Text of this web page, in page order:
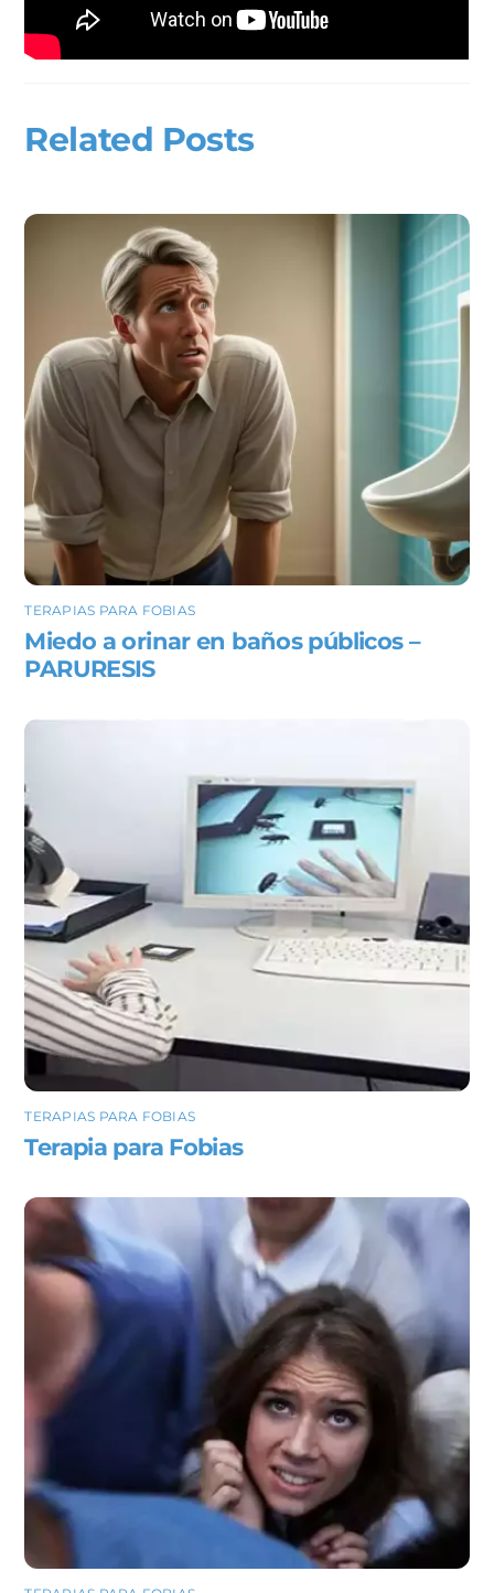
Related Posts
TERAPIAS PARA FOBIAS
Miedo a orinar en baños públicos –
PARURESIS
TERAPIAS PARA FOBIAS
Terapia para Fobias